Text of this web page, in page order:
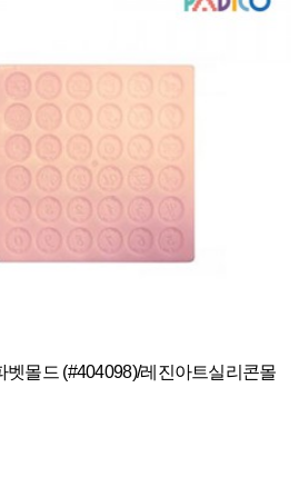
벳몰드 (#404098)/레진아트실리콘몰